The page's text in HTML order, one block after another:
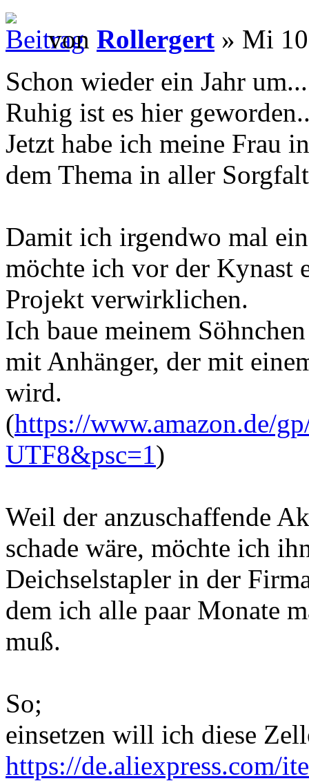
von Rollergert » Mi
Schon wieder ein Jahr
Ruhig ist es hier
Jetzt habe ich meine Frau
dem Thema in aller
Damit ich irgendwo mal
möchte ich vor der Kynast
Projekt verwirklichen.
Ich baue meinem
mit Anhänger, der mit
wird.
(https://www.amazon.de/
UTF8&psc=1)
Weil der anzuschaffende
schade wäre, möchte ich
Deichselstapler in der
dem ich alle paar Monate
muß.
So;
einsetzen will ich diese
https://de.aliexpress.com/